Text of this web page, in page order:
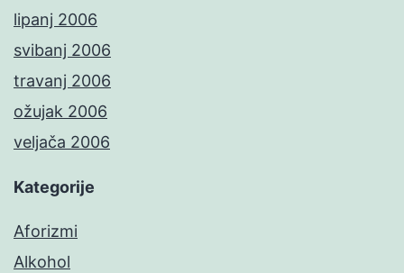
lipanj 2006
svibanj 2006
travanj 2006
ožujak 2006
veljača 2006
Kategorije
Aforizmi
Alkohol